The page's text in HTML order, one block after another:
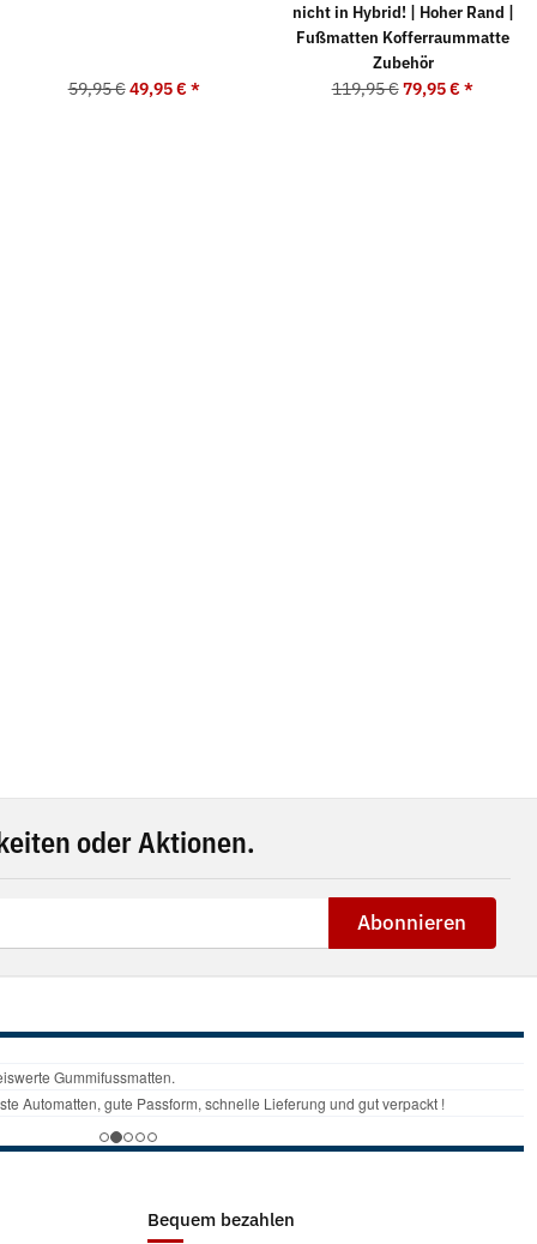
59,95 € 49,95 €*
nicht in Hybrid! | Hoher Rand |
Fußmatten Kofferraummatte
Zubehör
119,95 € 79,95 €*
oder Aktionen.
Abonnieren
Bequem bezahlen